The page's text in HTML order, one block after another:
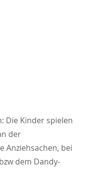
Die Kinder spielen
der
Anziehsachen, bei
dem Dandy-